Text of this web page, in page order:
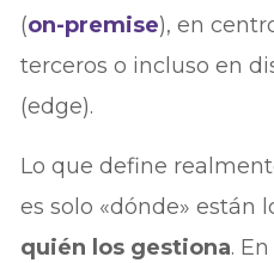
(on-premise), en
terceros o incluso en
(edge).
Lo que define
es solo «dónde» están
quién los gestiona.